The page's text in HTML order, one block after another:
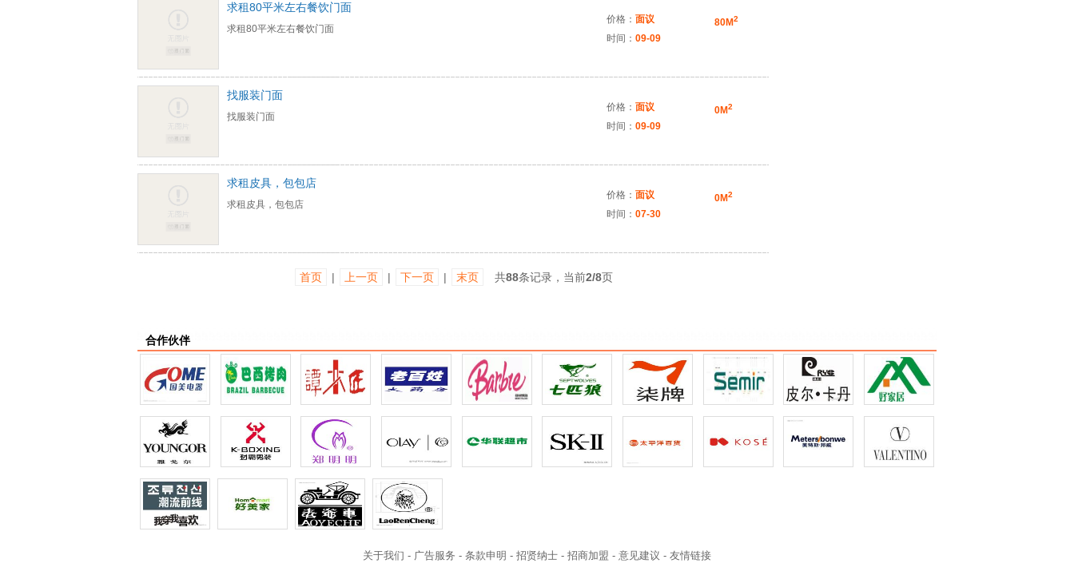
求租80平米左右餐饮门面
求租80平米左右餐饮门面
价格： 面议
时间： 09-09
80M2
找服装门面
找服装门面
价格： 面议
时间： 09-09
0M2
求租皮具，包包店
求租皮具，包包店
价格： 面议
时间： 07-30
0M2
首页 | 上一页 | 下一页 | 末页 共88条记录，当前2/8页
合作伙伴
关于我们 - 广告服务 - 条款申明 - 招贤纳士 - 招商加盟 - 意见建议 - 友情链接